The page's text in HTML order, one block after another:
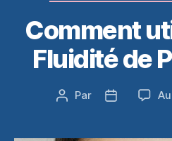
Comment
Fluidité de
Auteur
Par
Date